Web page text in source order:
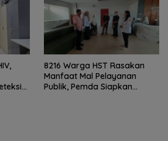
8216 Warga HST Rasakan
Manfaat Mal Pelayanan
Publik, Pemda Siapkan